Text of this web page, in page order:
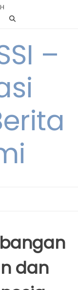
–
dan